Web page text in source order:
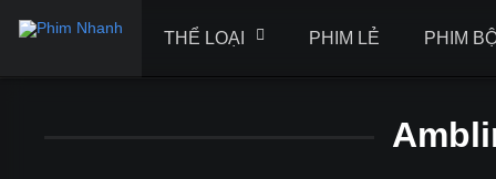
THỂ LOẠI PHIM LẺ PHIM